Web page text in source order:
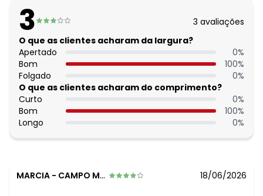
3 3 avaliações
O que as clientes acharam da largura?
Apertado
0%
Bom
100%
Folgado
0%
O que as clientes acharam do comprimento?
Curto
0%
Bom
100%
Longo
0%
MARCIA - CAMPO MOURAO - PR 18/06/2026